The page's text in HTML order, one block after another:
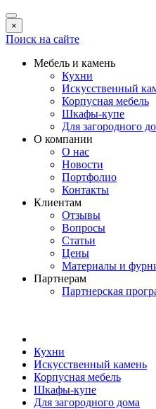
×
Поиск на сайте
Мебель и камень
Кухни
Искусственный
Корпусная мебель
Шкафы-купе
Для загородного
О компании
О нас
Новости
Портфолио
Контакты
Клиентам
Отзывы
Вопросы
Статьи
Цены
Материалы и
Партнерам
Партнерская
Кухни
Искусственный камень
Корпусная мебель
Шкафы-купе
Для загородного дома